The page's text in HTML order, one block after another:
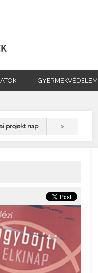
GYERMEKVÉDELEM
projekt nap >